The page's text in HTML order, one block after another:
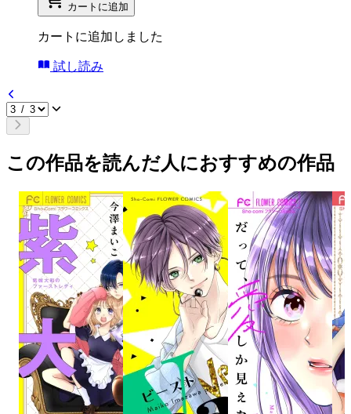
カートに追加
カートに追加しました
試し読み
この作品を読んだ人におすすめの作品